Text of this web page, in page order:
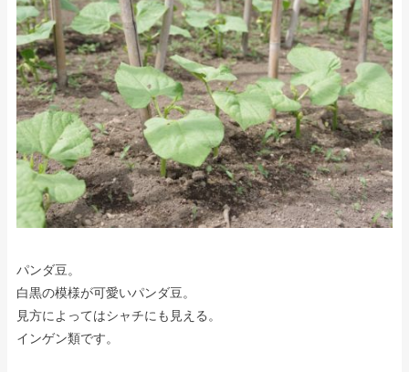
パンダ豆。
白黒の模様が可愛いパンダ豆。
見方によってはシャチにも見える。
インゲン類です。